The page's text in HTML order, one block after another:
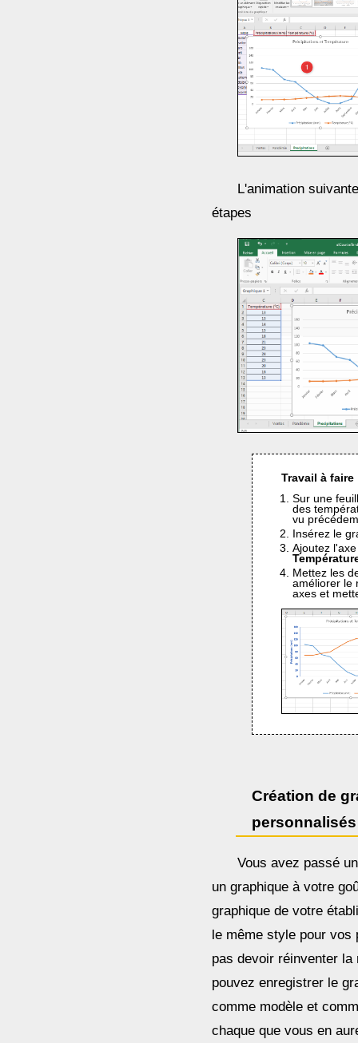
L'animation
étapes
Travail à faire
Sur une
des
vu
Insérez le
Ajoutez
Mettez les
améliorer le
axes et
Création de
personnalisés
Vous avez passé
un graphique à votre
graphique de votre
le même style pour
pas devoir réinventer
pouvez enregistrer le
comme modèle et
chaque que vous en